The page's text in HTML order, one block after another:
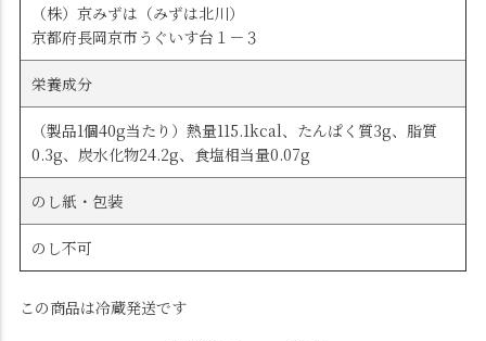
（株）京みずは（みずは北川）
京都府長岡京市うぐいす台１－３
栄養成分
（製品1個40g当たり）熱量115.1kcal、たんぱく質3g、脂質
0.3g、炭水化物24.2g、食塩相当量0.07g
のし紙・包装
のし不可
この商品は冷蔵発送です